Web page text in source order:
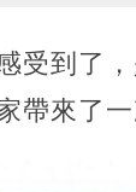
受到了
帶來了